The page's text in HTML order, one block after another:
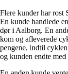
Flere kunder har rost
En kunde handlede
dør i Aalborg. En
kom og afleverede
pengene, indtil
og kunden endte